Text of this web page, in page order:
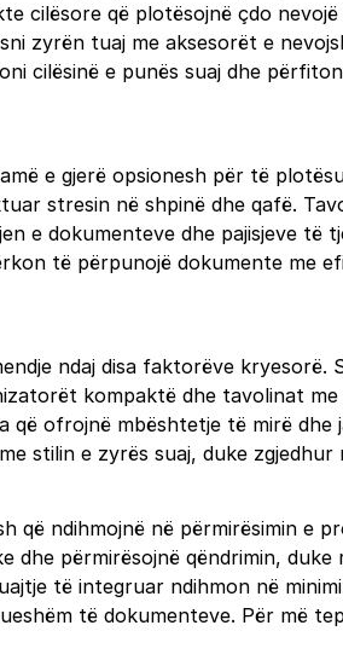
cilësore që plotësojnë çdo
zyrën tuaj me aksesorët e
cilësinë e punës suaj dhe
e gjerë opsionesh për të
stresin në shpinë dhe qafë.
e dokumenteve dhe pajisjeve
të përpunojë dokumente me
ndaj disa faktorëve
kompaktë dhe tavolinat
ofrojnë mbështetje të mirë
stilin e zyrës suaj, duke
që ndihmojnë në përmirësimin e
dhe përmirësojnë qëndrimin,
të integruar ndihmon në
të dokumenteve. Për më